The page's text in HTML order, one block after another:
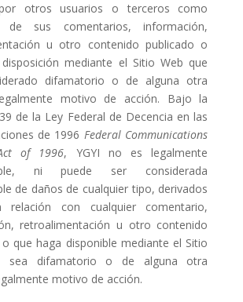
otros usuarios o terceros como
de sus comentarios, información,
u otro contenido publicado o
mediante el Sitio Web que
difamatorio o de alguna otra
motivo de acción. Bajo la
de la Ley Federal de Decencia en las
de 1996 Federal Communications
of 1996, YGYI no es legalmente
ni puede ser considerada
de daños de cualquier tipo, derivados
con cualquier comentario,
retroalimentación u otro contenido
que haga disponible mediante el Sitio
sea difamatorio o de alguna otra
motivo de acción.